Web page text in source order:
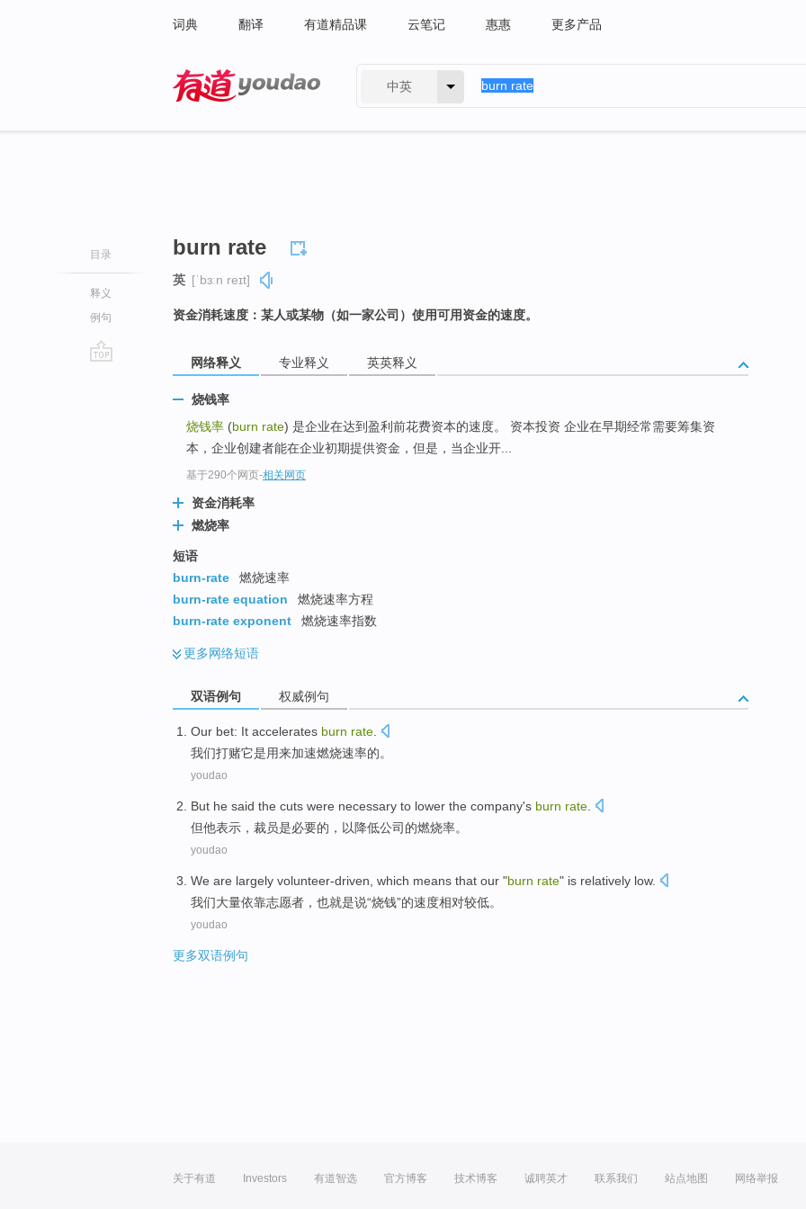
词典 翻译 有道精品课 云笔记 惠惠 更多产品
中英
目录
释义
例句
burn rate
英 [ˈbɜːn reɪt]
资金消耗速度：某人或某物（如一家公司）使用可用资金的速度。
网络释义 专业释义 英英释义
烧钱率
烧钱率 (burn rate) 是企业在达到盈利前花费资本的速度。 资本投资 企业在早期经常需要筹集资
本，企业创建者能在企业初期提供资金，但是，当企业开...
基于290个网页-相关网页
资金消耗率
燃烧率
短语
burn-rate
燃烧速率
burn-rate equation
燃烧速率方程
burn-rate exponent
燃烧速率指数
更多网络短语
双语例句 权威例句
Our bet: It accelerates burn rate.
我们打赌它是用来加速燃烧速率的。
youdao
But he said the cuts were necessary to lower the company's burn rate
但他表示 ， 裁员是必要的 ， 以 降低公司 的燃烧率。
youdao
We are largely volunteer-driven , which means that our "burn rate" is relatively low.
我们大量依靠志愿者，也就是说“烧钱”的速度相对较低。
youdao
更多双语例句
关于有道 Investors 有道智选 官方博客 技术博客 诚聘英才 联系我们 站点地图 网络举报